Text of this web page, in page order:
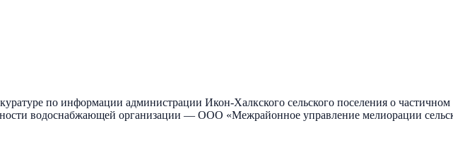
по информации администрации Икон-Халкского сельского поселения о
водоснабжающей организации — ООО «Межрайонное управление мелиорации